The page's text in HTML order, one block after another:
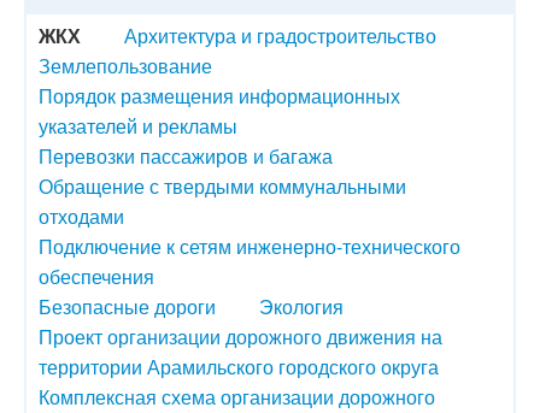
ЖКХ
Архитектура и градостроительство
Землепользование
Порядок размещения информационных
указателей и рекламы
Перевозки пассажиров и багажа
Обращение с твердыми коммунальными
отходами
Подключение к сетям инженерно-технического
обеспечения
Безопасные дороги
Экология
Проект организации дорожного движения на
территории Арамильского городского округа
Комплексная схема организации дорожного